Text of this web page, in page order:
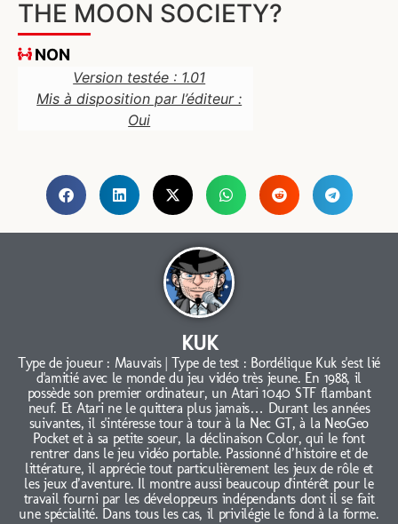
THE MOON SOCIETY?
NON
Version testée : 1.01
Mis à disposition par l’éditeur :
Oui
KUK
Type de joueur : Mauvais | Type de test : Bordélique Kuk s'est lié
d'amitié avec le monde du jeu vidéo très jeune. En 1988, il
possède son premier ordinateur, un Atari 1040 STF flambant
neuf. Et Atari ne le quittera plus jamais… Durant les années
suivantes, il s'intéresse tour à tour à la Nec GT, à la NeoGeo
Pocket et à sa petite soeur, la déclinaison Color, qui le font
rentrer dans le jeu vidéo portable. Passionné d’histoire et de
littérature, il apprécie tout particulièrement les jeux de rôle et
les jeux d’aventure. Il montre aussi beaucoup d'intérêt pour le
travail fourni par les développeurs indépendants dont il se fait
une spécialité. Dans tous les cas, il privilégie le fond à la forme.